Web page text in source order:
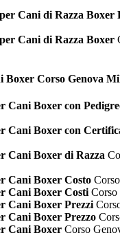
Cani di Razza Boxer
Cani di Razza Boxer
Boxer Corso Genova
Cani Boxer con
Cani Boxer con
Cani Boxer di Razza
Cani Boxer Costo
Cani Boxer CostiCorso
Cani Boxer Prezzi
Cani Boxer Prezzo
Cani Boxer Corso